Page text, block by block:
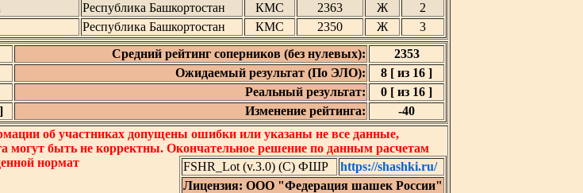
Республика Башкортостан КМС 2363 Ж
2
Республика Башкортостан КМС 2350 Ж
3
Средний рейтинг соперников (без нулевых):
2353
Ожидаемый результат (По ЭЛО):
8 [ из 16 ]
Реальный результат:
0 [ из 16 ]
Изменение рейтинга:
-40
об участниках допущены ошибки или указаны не все данные,
могут быть не корректны. Окончательное решение по данным расчетам
нормат
FSHR_Lot (v.3.0) (C) ФШР
https://shashki.ru/
Лицензия: ООО "Федерация шашек России"